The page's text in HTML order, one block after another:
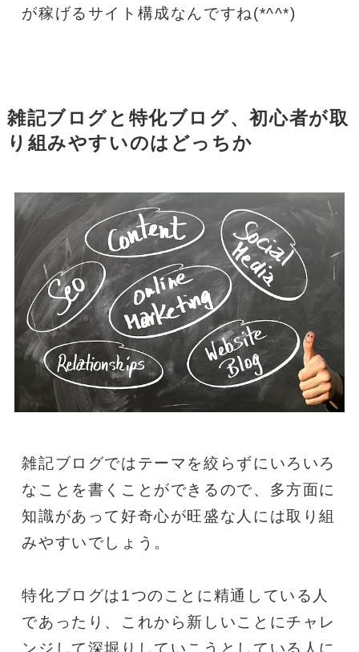
が稼げるサイト構成なんですね(*^^*)
雑記ブログと特化ブログ、初心者が取
り組みやすいのはどっちか
雑記ブログではテーマを絞らずにいろいろ
なことを書くことができるので、多方面に
知識があって好奇心が旺盛な人には取り組
みやすいでしょう。
特化ブログは1つのことに精通している人
であったり、これから新しいことにチャレ
ンジして深堀りしていこうとしている人に